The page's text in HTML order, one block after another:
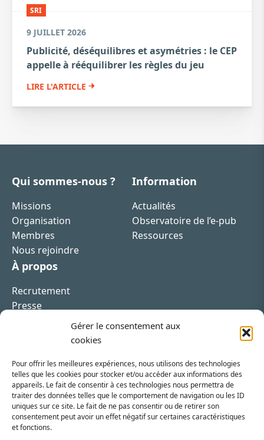
Gérer le consentement aux
cookies
Pour offrir les meilleures expériences, nous utilisons des technologies
telles que les cookies pour stocker et/ou accéder aux informations des
appareils. Le fait de consentir à ces technologies nous permettra de
traiter des données telles que le comportement de navigation ou les ID
uniques sur ce site. Le fait de ne pas consentir ou de retirer son
consentement peut avoir un effet négatif sur certaines caractéristiques
et fonctions.
SRI
9 JUILLET 2026
Publicité, déséquilibres et asymétries : le CEP
appelle à rééquilibrer les règles du jeu
LIRE L'ARTICLE
Qui sommes-nous ?
Missions
Organisation
Membres
Nous rejoindre
Information
Actualités
Observatoire de l’e-pub
Ressources
À propos
Recrutement
Presse
Inscrivez-vous à la newsletter
Vous recevrez régulièrement les dernières actualités
du SRI.